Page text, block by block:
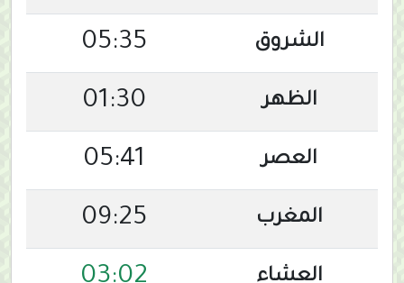
الشروق 05:35
الظهر 01:30
العصر 05:41
المغرب 09:25
العشاء